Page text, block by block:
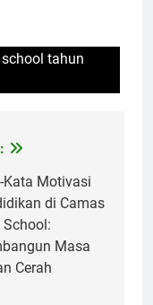
tahun
Kata Motivasi
di Camas
School:
Masa
Cerah